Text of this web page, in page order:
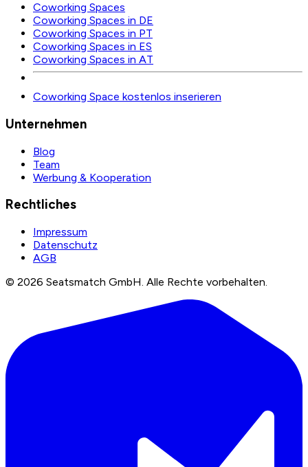
Coworking Spaces
Coworking Spaces in DE
Coworking Spaces in PT
Coworking Spaces in ES
Coworking Spaces in AT
Coworking Space kostenlos inserieren
Unternehmen
Blog
Team
Werbung & Kooperation
Rechtliches
Impressum
Datenschutz
AGB
© 2026 Seatsmatch GmbH. Alle Rechte vorbehalten.